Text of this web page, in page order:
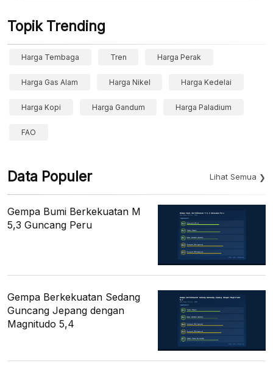
Topik Trending
Harga Tembaga Tren Harga Perak
Harga Gas Alam Harga Nikel Harga Kedelai
Harga Kopi Harga Gandum Harga Paladium
FAO
Data Populer Lihat Semua
Gempa Bumi Berkekuatan M
5,3 Guncang Peru
Gempa Berkekuatan Sedang
Guncang Jepang dengan
Magnitudo 5,4